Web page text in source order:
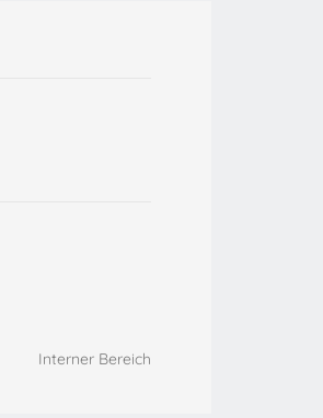
Interner Bereich